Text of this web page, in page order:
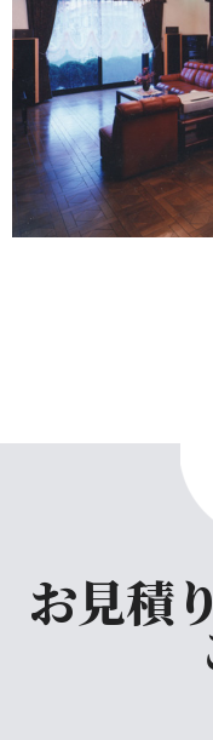
お見積